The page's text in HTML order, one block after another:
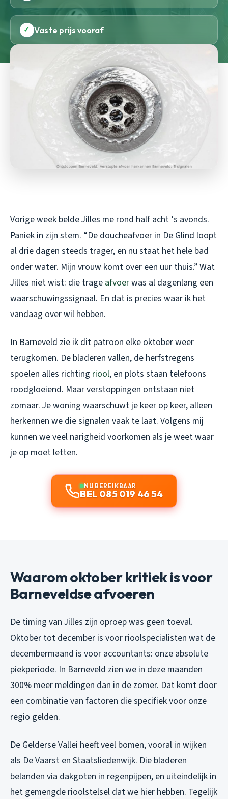
✓ Vaste prijs vooraf
Vorige week belde Jilles me rond half acht ‘s avonds.
Paniek in zijn stem. “De doucheafvoer in De Glind loopt
al drie dagen steeds trager, en nu staat het hele bad
onder water. Mijn vrouw komt over een uur thuis.” Wat
Jilles niet wist: die trage afvoerwas al dagenlang een
waarschuwingssignaal. En dat is precies waar ik het
vandaag over wil hebben.
In Barneveld zie ik dit patroon elke oktober weer
terugkomen. De bladeren vallen, de herfstregens
spoelen alles richting riool, en plots staan telefoons
roodgloeiend. Maar verstoppingen ontstaan niet
zomaar. Je woning waarschuwt je keer op keer, alleen
herkennen we die signalen vaak te laat. Volgens mij
kunnen we veel narigheid voorkomen als je weet waar
je op moet letten.
NU BEREIKBAAR
BEL 085 019 46 54
Waarom oktober kritiek is voor
Barneveldse afvoeren
De timing van Jilles zijn oproep was geen toeval.
Oktober tot december is voor rioolspecialisten wat de
decembermaand is voor accountants: onze absolute
piekperiode. In Barneveld zien we in deze maanden
300% meer meldingen dan in de zomer. Dat komt door
een combinatie van factoren die specifiek voor onze
regio gelden.
De Gelderse Vallei heeft veel bomen, vooral in wijken
als De Vaarst en Staatsliedenwijk. Die bladeren
belanden via dakgoten in regenpijpen, en uiteindelijk in
het gemengde rioolstelsel dat we hier hebben. Tegelijk